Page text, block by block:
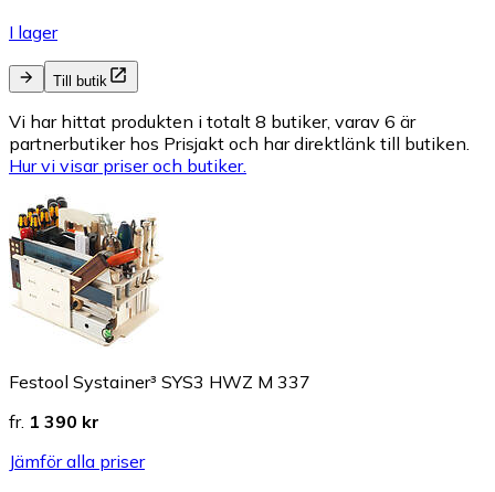
I lager
Till butik
Vi har hittat produkten i totalt 8 butiker, varav 6 är
partnerbutiker hos Prisjakt och har direktlänk till butiken.
Hur vi visar priser och butiker.
Festool Systainer³ SYS3 HWZ M 337
fr. 1 390 kr
Jämför alla priser